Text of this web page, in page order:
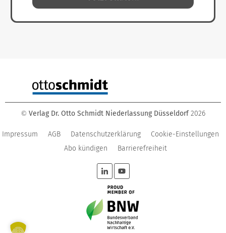
© Verlag Dr. Otto Schmidt Niederlassung Düsseldorf 2026
Impressum AGB Datenschutzerklärung
Cookie-Einstellungen
Abo kündigen
Barrierefreiheit